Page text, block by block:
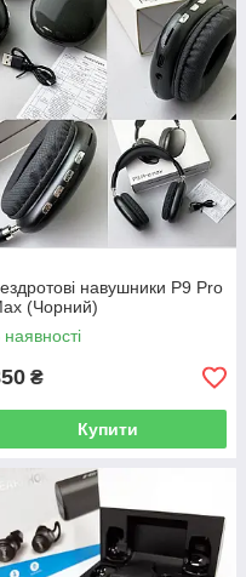
навушники P9 Pro
(Чорний)
наявності
₴
Купити